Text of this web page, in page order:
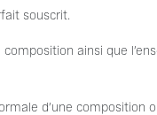
souscrit.
ainsi que
d’une composition